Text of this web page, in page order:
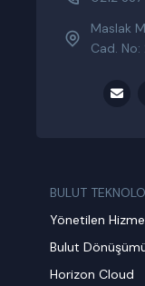
Maslak
Cad. No:
BULUT
Yönetilen
Bulut
Horizon Cloud